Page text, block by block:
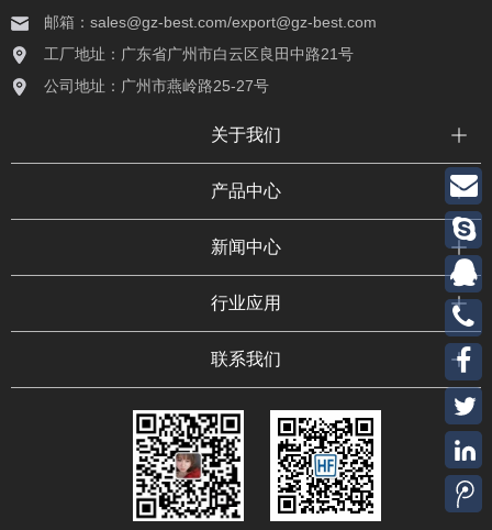
邮箱：sales@gz-best.com/export@gz-best.com
工厂地址：广东省广州市白云区良田中路21号
公司地址：广州市燕岭路25-27号
关于我们
产品中心
新闻中心
行业应用
联系我们